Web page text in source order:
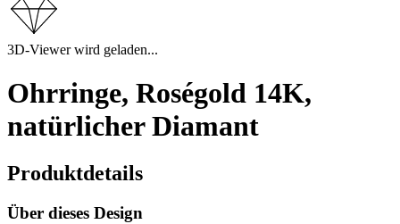
3D-Viewer wird geladen...
Ohrringe, Roségold 14K,
natürlicher Diamant
Produktdetails
Über dieses Design